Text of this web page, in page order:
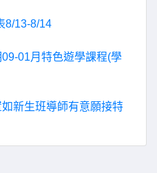
8/13-8/14
01月特色遊學課程(學
新生班導師有意願接特